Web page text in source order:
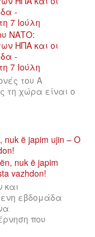
-
7 Ιούλη
του Α
τη χώρα είναι ο
nuk ë japim ujin – Ο
εβδομάδα
που